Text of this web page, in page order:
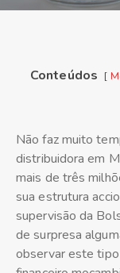
Conteúdos
Não faz muito
distribuidora em
mais de três
sua estrutura
supervisão da
de surpresa
observar este